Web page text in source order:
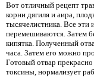
Вот отличный рецепт
корни дягиля и аира,
тысячелистника. Все эти
перемешиваются. Затем
кипятка. Полученный
часа. Затем его можно
Готовый отвар
токсины, нормализует